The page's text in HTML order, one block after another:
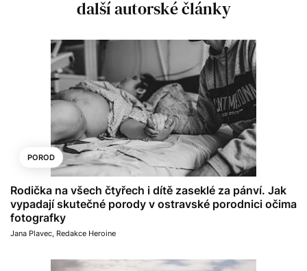
další autorské články
POROD
Rodička na všech čtyřech i dítě zaseklé za pánví. Jak
vypadají skutečné porody v ostravské porodnici očima
fotografky
Jana Plavec, Redakce Heroine